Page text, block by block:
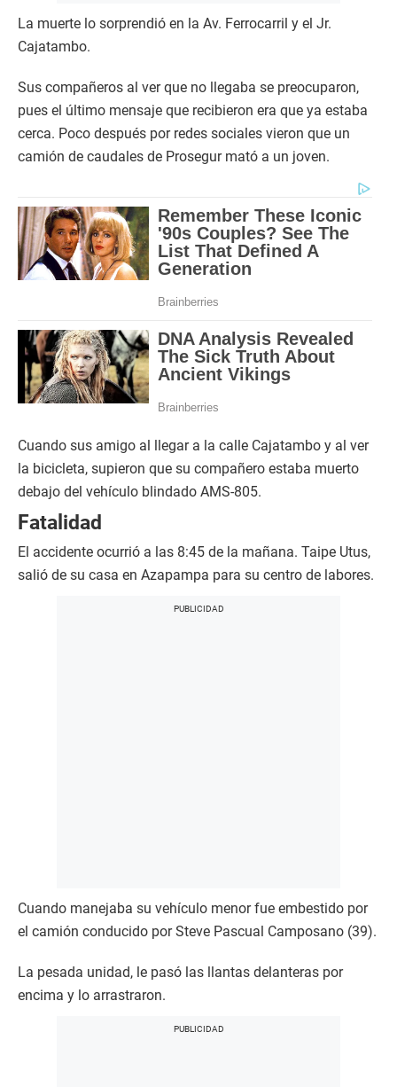
La muerte lo sorprendió en la Av. Ferrocarril y el Jr.
Cajatambo.
Sus compañeros al ver que no llegaba se preocuparon,
pues el último mensaje que recibieron era que ya estaba
cerca. Poco después por redes sociales vieron que un
camión de caudales de Prosegur mató a un joven.
Cuando sus amigo al llegar a la calle Cajatambo y al ver
la bicicleta, supieron que su compañero estaba muerto
debajo del vehículo blindado AMS-805.
Fatalidad
El accidente ocurrió a las 8:45 de la mañana. Taipe Utus,
salió de su casa en Azapampa para su centro de labores.
Cuando manejaba su vehículo menor fue embestido por
el camión conducido por Steve Pascual Camposano (39).
La pesada unidad, le pasó las llantas delanteras por
encima y lo arrastraron.